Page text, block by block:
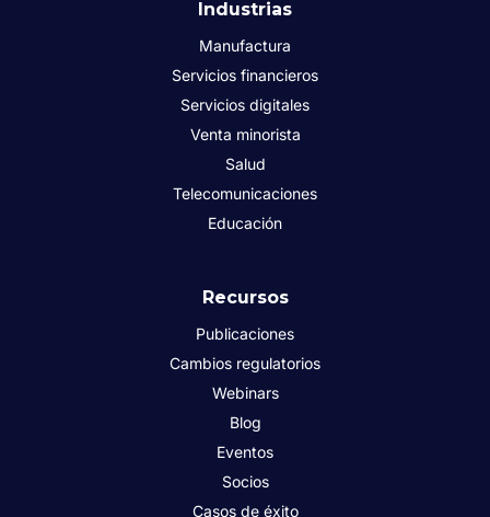
Industrias
Manufactura
Servicios financieros
Servicios digitales
Venta minorista
Salud
Telecomunicaciones
Educación
Recursos
Publicaciones
Cambios regulatorios
Webinars
Blog
Eventos
Socios
Casos de éxito